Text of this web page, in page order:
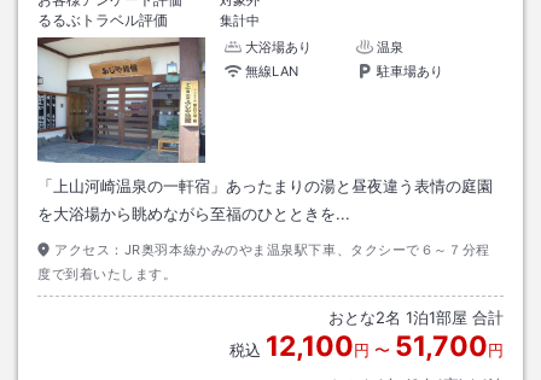
るるぶトラベル評価
集計中
大浴場あり
温泉
無線LAN
駐車場あり
「上山河崎温泉の一軒宿」あったまりの湯と昼夜違う表情の庭園
を大浴場から眺めながら至福のひとときを...
アクセス： JR奥羽本線かみのやま温泉駅下車、タクシーで６～７分程
度で到着いたします。
おとな2名 1泊1部屋 合計
税込 12,100円 〜 51,700円